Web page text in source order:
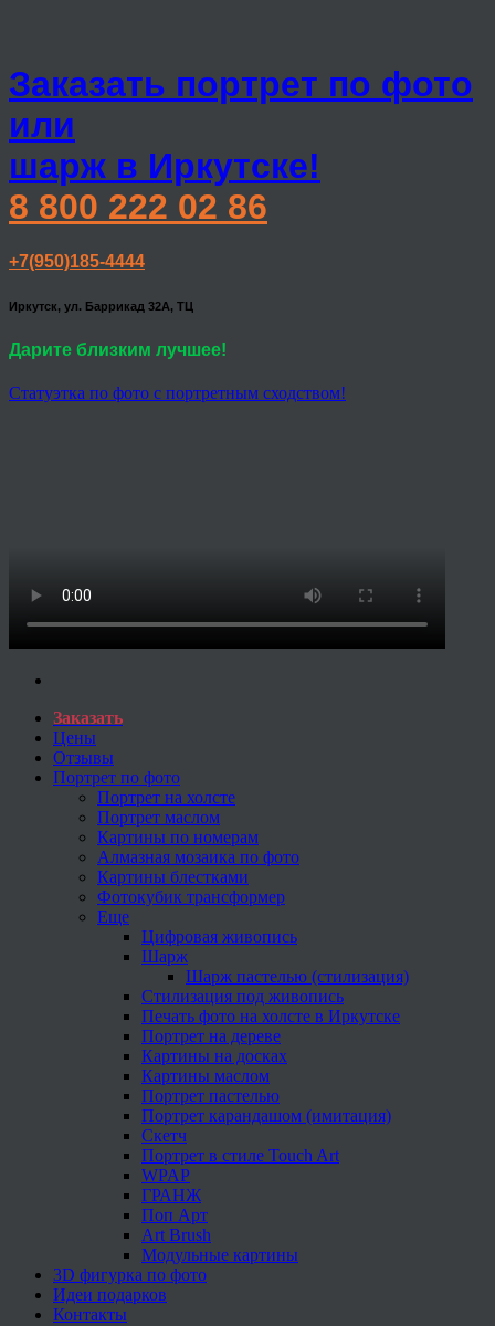
Заказать портрет по фото
или
шарж в Иркутске!
8 800 222 02 86
+7(950)185-4444
Иркутск, ул. Баррикад 32А, ТЦ
Дарите близким лучшее!
Статуэтка по фото с портретным сходством!
Заказать
Цены
Отзывы
Портрет по фото
Портрет на холсте
Портрет маслом
Картины по номерам
Алмазная мозаика по фото
Картины блестками
Фотокубик трансформер
Еще
Цифровая живопись
Шарж
Шарж пастелью (стилизация)
Стилизация под живопись
Печать фото на холсте в Иркутске
Портрет на дереве
Картины на досках
Картины маслом
Портрет пастелью
Портрет карандашом (имитация)
Скетч
Портрет в стиле Touch Art
WPAP
ГРАНЖ
Поп Арт
Art Brush
Модульные картины
3D фигурка по фото
Идеи подарков
Контакты